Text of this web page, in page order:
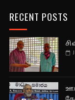
RECENT POSTS